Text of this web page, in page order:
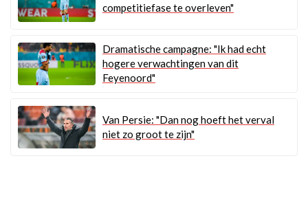
competitiefase te overleven"
Dramatische campagne: "Ik had echt
hogere verwachtingen van dit
Feyenoord"
Van Persie: "Dan nog hoeft het verval
niet zo groot te zijn"